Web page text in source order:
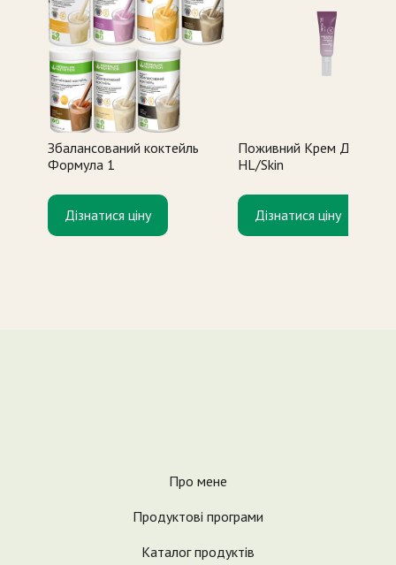
Збалансований коктейль
Формула 1
Дізнатися ціну
Поживний Крем Для
HL/Skin
Дізнатися ціну
Про мене
Продуктові програми
Каталог продуктів